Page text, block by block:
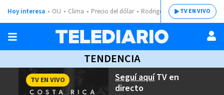
Hoy interesa OIJ Clima Precio del dólar Rodrigo ChavesTV EN VIVO
TENDENCIA
Seguí aquíTV en
directo
TV EN VIVO